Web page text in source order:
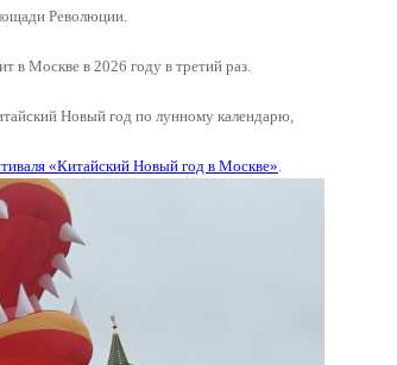
Революции.
в Москве в 2026 году в третий раз.
Новый год по лунному календарю,
«Китайский Новый год в Москве».